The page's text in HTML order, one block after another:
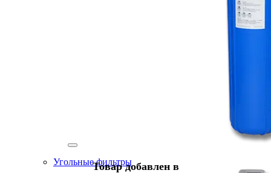
Угольные фильтрыТовар добавлен в